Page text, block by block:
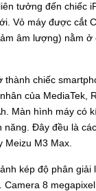
tưởng đến chiếc
Vỏ máy được cắt
âm lượng) nằm
chiếc
của MediaTek,
Màn hình máy có
Đây đều là
Meizu M3 Max.
kép độ phân
8